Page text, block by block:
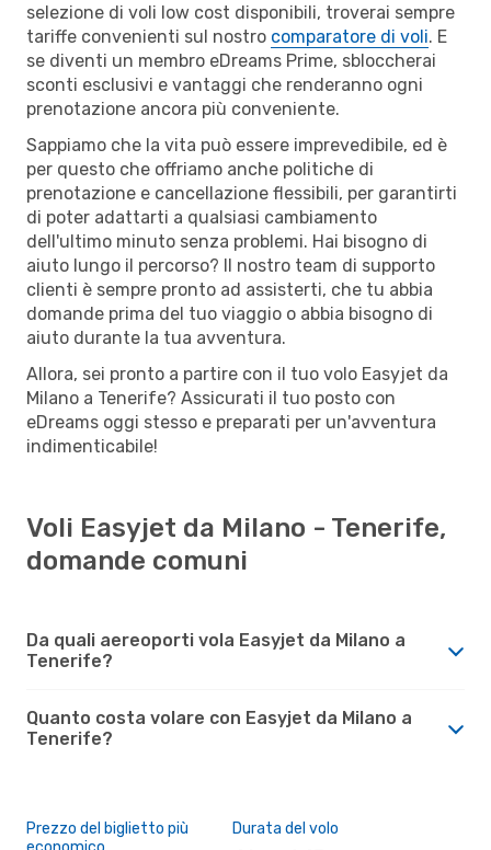
selezione di voli low cost disponibili, troverai sempre
tariffe convenienti sul nostro comparatore di voli. E
se diventi un membro eDreams Prime, sbloccherai
sconti esclusivi e vantaggi che renderanno ogni
prenotazione ancora più conveniente.
Sappiamo che la vita può essere imprevedibile, ed è
per questo che offriamo anche politiche di
prenotazione e cancellazione flessibili, per garantirti
di poter adattarti a qualsiasi cambiamento
dell'ultimo minuto senza problemi. Hai bisogno di
aiuto lungo il percorso? Il nostro team di supporto
clienti è sempre pronto ad assisterti, che tu abbia
domande prima del tuo viaggio o abbia bisogno di
aiuto durante la tua avventura.
Allora, sei pronto a partire con il tuo volo Easyjet da
Milano a Tenerife? Assicurati il tuo posto con
eDreams oggi stesso e preparati per un'avventura
indimenticabile!
Voli Easyjet da Milano - Tenerife,
domande comuni
Da quali aereoporti vola Easyjet da Milano a
Tenerife?
Quanto costa volare con Easyjet da Milano a
Tenerife?
Prezzo del biglietto più
Durata del volo